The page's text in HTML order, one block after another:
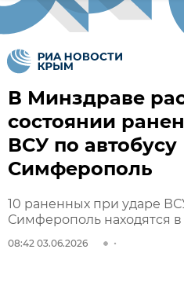
В Минздраве
состоянии
ВСУ по автобусу
Симферополь
10 раненных при ударе
Симферополь находятся
08:42 03.06.2026